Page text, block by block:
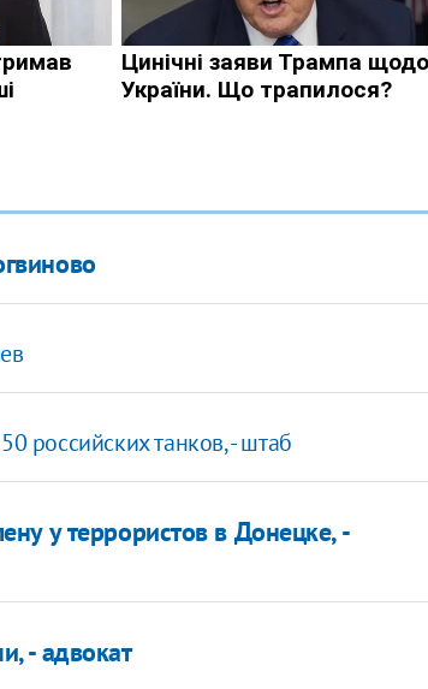
российских танков, - штаб
у террористов в Донецке, -
- адвокат